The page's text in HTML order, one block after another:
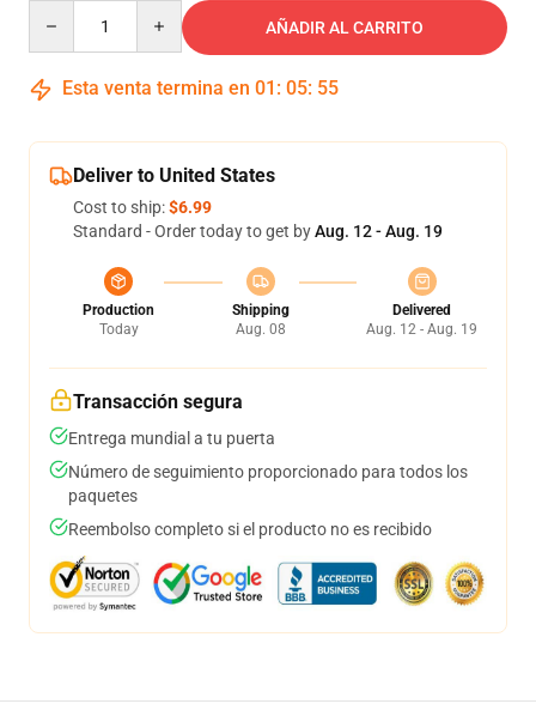
AÑADIR AL CARRITO
Esta venta termina en 01 : 05: 54
Deliver to United States
Cost to ship:$6.99
Standard - Order today to get byAug. 12 - Aug. 19
Production
Today
Shipping
Aug. 08
Delivered
Aug. 12 - Aug. 19
Transacción segura
Entrega mundial a tu puerta
Número de seguimiento proporcionado para todos los
paquetes
Reembolso completo si el producto no es recibido